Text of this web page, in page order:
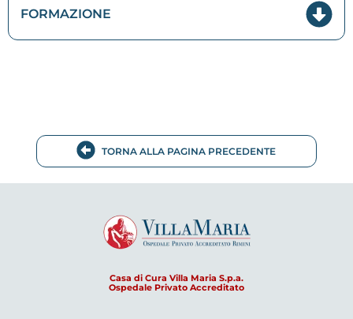
FORMAZIONE
TORNA ALLA PAGINA PRECEDENTE
Casa di Cura Villa Maria S.p.a.
Ospedale Privato Accreditato